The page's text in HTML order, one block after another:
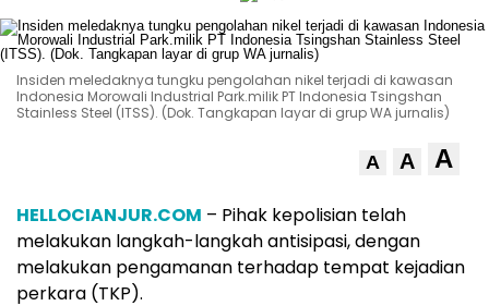
Insiden meledaknya tungku pengolahan nikel terjadi di kawasan
Indonesia Morowali Industrial Park.milik PT Indonesia Tsingshan
Stainless Steel (ITSS). (Dok. Tangkapan layar di grup WA jurnalis)
A A A
HELLOCIANJUR.COM – Pihak kepolisian telah
melakukan langkah-langkah antisipasi, dengan
melakukan pengamanan terhadap tempat kejadian
perkara (TKP).